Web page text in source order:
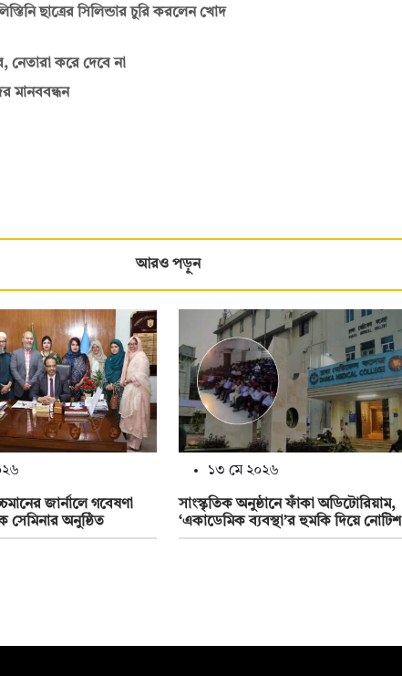
ছাত্রের সিলিন্ডার চুরি করলেন খোদ
করে দেবে না
মানববন্ধন
আরও পড়ুন
জার্নালে গবেষণা
সেমিনার অনুষ্ঠিত
১৩ মে ২০২৬
সাংস্কৃতিক অনুষ্ঠানে ফাঁকা অডিটোরিয়াম,
‘একাডেমিক ব্যবস্থা’র হুমকি দিয়ে নোটিশ